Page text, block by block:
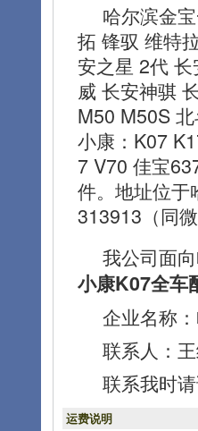
哈尔滨金
拓 锋驭 维特
安之星 2代
威 长安神骐
M50 M50S
小康：K07
7 V70 佳宝
件。地址位于
313913（同
我公司面
小康K07全车
企业名称
联系人：
联系我时
运费说明